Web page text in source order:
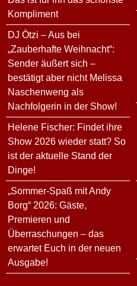
Kompliment
DJ Ötzi – Aus bei
„Zauberhafte Weihnacht“:
Sender äußert sich –
bestätigt aber nicht Melissa
Naschenweng als
Nachfolgerin in der Show!
Helene Fischer: Findet ihre
Show 2026 wieder statt? So
ist der aktuelle Stand der
Dinge!
„Sommer-Spaß mit Andy
Borg“ 2026: Gäste,
Premieren und
Überraschungen – das
erwartet Euch in der neuen
Ausgabe!